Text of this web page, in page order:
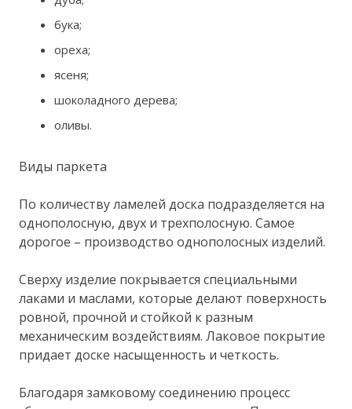
бука;
ореха;
ясеня;
шоколадного дерева;
оливы.
Виды паркета
По количеству ламелей доска подразделяется на
однополосную, двух и трехполосную. Самое
дорогое – производство однополосных изделий.
Сверху изделие покрывается специальными
лаками и маслами, которые делают поверхность
ровной, прочной и стойкой к разным
механическим воздействиям. Лаковое покрытие
придает доске насыщенность и четкость.
Благодаря замковому соединению процесс